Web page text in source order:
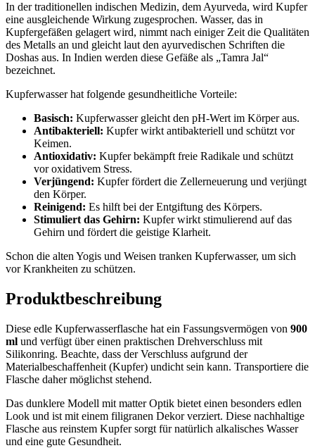
In der traditionellen indischen Medizin, dem Ayurveda, wird Kupfer
eine ausgleichende Wirkung zugesprochen. Wasser, das in
Kupfergefäßen gelagert wird, nimmt nach einiger Zeit die Qualitäten
des Metalls an und gleicht laut den ayurvedischen Schriften die
Doshas aus. In Indien werden diese Gefäße als „Tamra Jal“
bezeichnet.
Kupferwasser hat folgende gesundheitliche Vorteile:
Basisch: Kupferwasser gleicht den pH-Wert im Körper aus.
Antibakteriell: Kupfer wirkt antibakteriell und schützt vor
Keimen.
Antioxidativ: Kupfer bekämpft freie Radikale und schützt
vor oxidativem Stress.
Verjüngend: Kupfer fördert die Zellerneuerung und verjüngt
den Körper.
Reinigend: Es hilft bei der Entgiftung des Körpers.
Stimuliert das Gehirn: Kupfer wirkt stimulierend auf das
Gehirn und fördert die geistige Klarheit.
Schon die alten Yogis und Weisen tranken Kupferwasser, um sich
vor Krankheiten zu schützen.
Produktbeschreibung
Diese edle Kupferwasserflasche hat ein Fassungsvermögen von 900
ml und verfügt über einen praktischen Drehverschluss mit
Silikonring. Beachte, dass der Verschluss aufgrund der
Materialbeschaffenheit (Kupfer) undicht sein kann. Transportiere die
Flasche daher möglichst stehend.
Das dunklere Modell mit matter Optik bietet einen besonders edlen
Look und ist mit einem filigranen Dekor verziert. Diese nachhaltige
Flasche aus reinstem Kupfer sorgt für natürlich alkalisches Wasser
und eine gute Gesundheit.